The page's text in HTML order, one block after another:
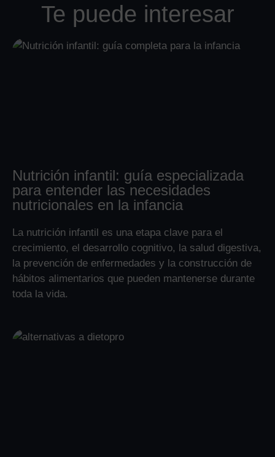
Te puede interesar
Nutrición infantil: guía especializada
para entender las necesidades
nutricionales en la infancia
La nutrición infantil es una etapa clave para el
crecimiento, el desarrollo cognitivo, la salud digestiva,
la prevención de enfermedades y la construcción de
hábitos alimentarios que pueden mantenerse durante
toda la vida.